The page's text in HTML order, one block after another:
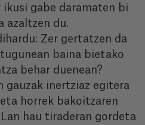
gabe daramaten bi
azaltzen du.
Zer gertatzen da
baina bietako
behar duenean?
gauzak inertziaz egitera
horrek bakoitzaren
hau tiraderan gordeta